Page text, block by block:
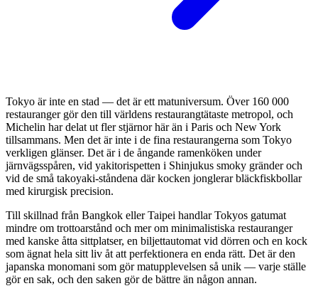
Tokyo är inte en stad — det är ett matuniversum. Över 160 000
restauranger gör den till världens restaurangtätaste metropol, och
Michelin har delat ut fler stjärnor här än i Paris och New York
tillsammans. Men det är inte i de fina restaurangerna som Tokyo
verkligen glänser. Det är i de ångande ramenköken under
järnvägsspåren, vid yakitorispetten i Shinjukus smoky gränder och
vid de små takoyaki-ståndena där kocken jonglerar bläckfiskbollar
med kirurgisk precision.
Till skillnad från Bangkok eller Taipei handlar Tokyos gatumat
mindre om trottoarstånd och mer om minimalistiska restauranger
med kanske åtta sittplatser, en biljettautomat vid dörren och en kock
som ägnat hela sitt liv åt att perfektionera en enda rätt. Det är den
japanska monomani som gör matupplevelsen så unik — varje ställe
gör en sak, och den saken gör de bättre än någon annan.